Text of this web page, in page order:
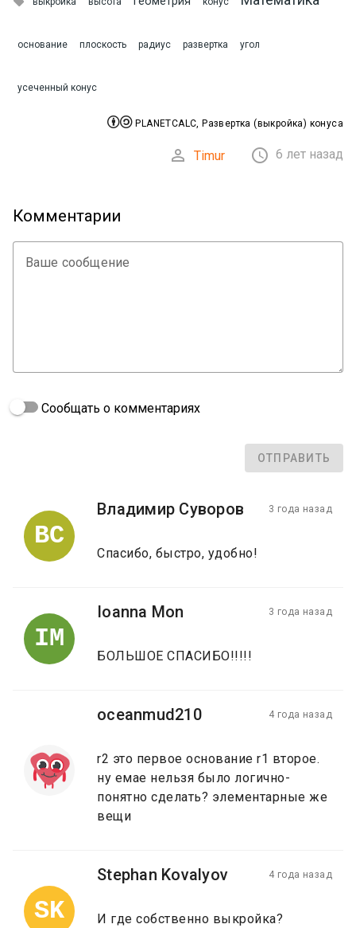
основание плоскость радиус развертка угол
усеченный конус
 PLANETCALC, Развертка (выкройка) конуса
 Timur  6 лет назад
Комментарии
Ваше сообщение
Сообщать о комментариях
ОТПРАВИТЬ
ВС
Владимир Суворов 3 года назад
Спасибо, быстро, удобно!
IM
Ioanna Mon 3 года назад
БОЛЬШОЕ СПАСИБО!!!!!
oceanmud210 4 года назад
r2 это первое основание r1 второе.
ну емае нельзя было логично-
понятно сделать? элементарные же
вещи
SK
Stephan Kovalyov 4 года назад
И где собственно выкройка?